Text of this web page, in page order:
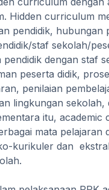
Hidden curriculum
pendidik, hubungan
staf sekolah/
pendidik dengan staf
peserta didik,
penilaian
lingkungan sekolah,
itu, academic
mata pelajaran
kurikuler dan